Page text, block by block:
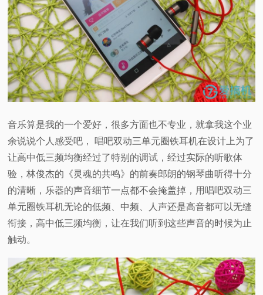
音乐算是我的一个爱好，很多方面也不专业，就拿我这个业
余说说个人感受吧， 唱吧双动三单元圈铁耳机在设计上为了
让高中低三频均衡经过了特别的调试，经过实际的听歌体
验，林俊杰的《灵魂的共鸣》的前奏郎朗的钢琴曲听得十分
的清晰，乐器的声音细节一点都不会掩盖掉，用唱吧双动三
单元圈铁耳机无论的低频、中频、人声还是高音都可以无缝
衔接，高中低三频均衡，让在我们听到这些声音的时候为止
触动。